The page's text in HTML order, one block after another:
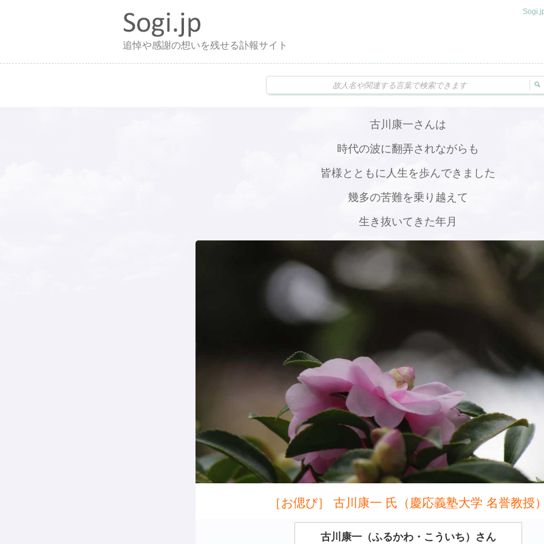
追悼や感謝の想いを残せる訃報サイト
古川康一さんは
時代の波に翻弄されながらも
皆様とともに人生を歩んできました
幾多の苦難を乗り越えて
生き抜いてきた年月
［お偲び］ 古川康一 氏（慶応義塾大学 名誉教授
古川康一（ふるかわ・こういち）さん